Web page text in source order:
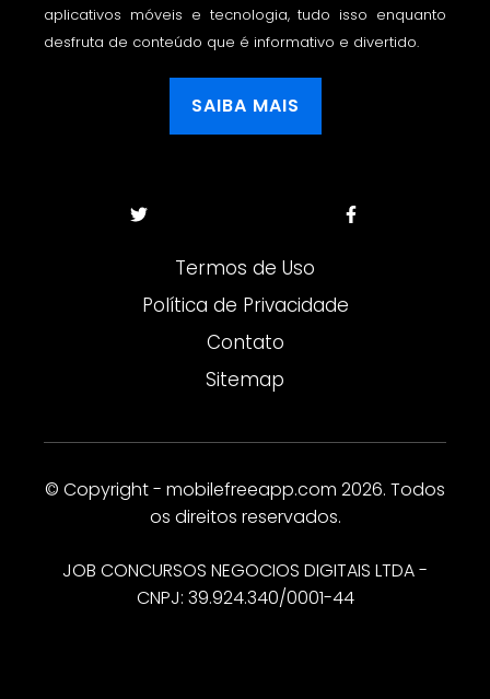
aplicativos móveis e tecnologia, tudo isso enquanto
desfruta de conteúdo que é informativo e divertido.
SAIBA MAIS
Termos de Uso
Política de Privacidade
Contato
Sitemap
© Copyright - mobilefreeapp.com 2026. Todos
os direitos reservados.
JOB CONCURSOS NEGOCIOS DIGITAIS LTDA -
CNPJ: 39.924.340/0001-44